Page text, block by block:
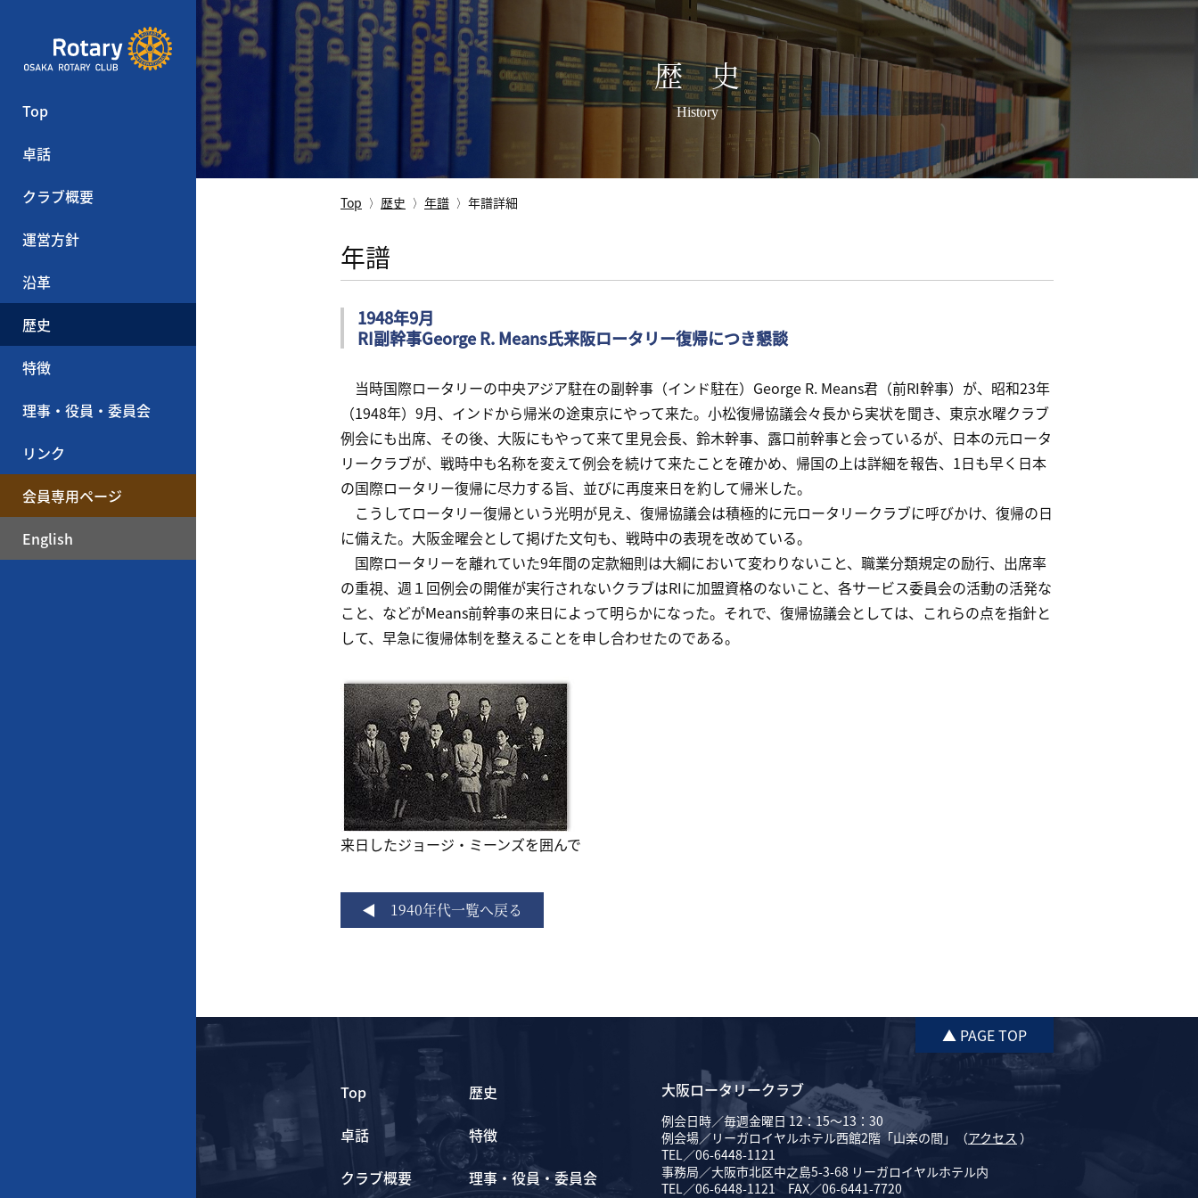
Top
卓話
クラブ概要
運営方針
沿革
歴史
特徴
理事・役員・委員会
リンク
会員専用ページ
English
歴 史
History
Top 歴史 年譜 年譜詳細
年譜
1948年9月
RI副幹事George R. Means氏来阪ロータリー復帰につき懇談
当時国際ロータリーの中央アジア駐在の副幹事（インド駐在）George R. Means君（前RI幹事）が、昭和23年
（1948年）9月、インドから帰米の途東京にやって来た。小松復帰協議会々長から実状を聞き、東京水曜クラブ
例会にも出席、その後、大阪にもやって来て里見会長、鈴木幹事、露口前幹事と会っているが、日本の元ロータ
リークラブが、戦時中も名称を変えて例会を続けて来たことを確かめ、帰国の上は詳細を報告、1日も早く日本
の国際ロータリー復帰に尽力する旨、並びに再度来日を約して帰米した。
こうしてロータリー復帰という光明が見え、復帰協議会は積極的に元ロータリークラブに呼びかけ、復帰の日
に備えた。大阪金曜会として掲げた文句も、戦時中の表現を改めている。
国際ロータリーを離れていた9年間の定款細則は大綱において変わりないこと、職業分類規定の励行、出席率
の重視、週１回例会の開催が実行されないクラブはRIに加盟資格のないこと、各サービス委員会の活動の活発な
こと、などがMeans前幹事の来日によって明らかになった。それで、復帰協議会としては、これらの点を指針と
して、早急に復帰体制を整えることを申し合わせたのである。
来日したジョージ・ミーンズを囲んで
1940年代一覧へ戻る
▲ PAGE TOP
Top
卓話
クラブ概要
歴史
特徴
理事・役員・委員会
大阪ロータリークラブ
例会日時／毎週金曜日 12：15～13：30
例会場／リーガロイヤルホテル西館2階「山楽の間」（アクセス ）
TEL／06-6448-1121
事務局／大阪市北区中之島5-3-68 リーガロイヤルホテル内
TEL／06-6448-1121 FAX／06-6441-7720